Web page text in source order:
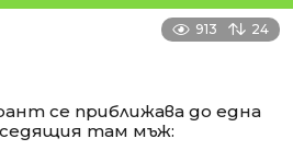
913 24
се приближава до една
там мъж: